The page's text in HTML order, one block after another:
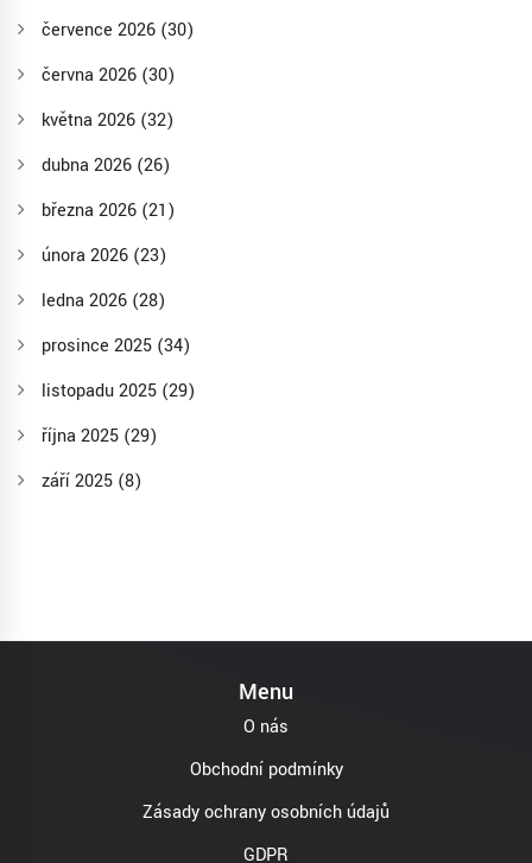
července 2026 (30)
června 2026 (30)
května 2026 (32)
dubna 2026 (26)
března 2026 (21)
února 2026 (23)
ledna 2026 (28)
prosince 2025 (34)
listopadu 2025 (29)
října 2025 (29)
září 2025 (8)
Menu
O nás
Obchodní podmínky
Zásady ochrany osobních údajů
GDPR